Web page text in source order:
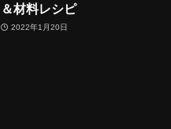
＆材料レシピ
2022年1月20日